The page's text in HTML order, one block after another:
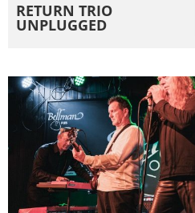
RETURN TRIO
UNPLUGGED